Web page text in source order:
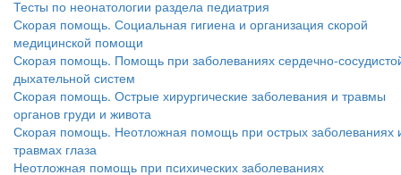
Тесты по неонатологии раздела педиатрия
Скорая помощь. Социальная гигиена и организация скорой
медицинской помощи
Скорая помощь. Помощь при заболеваниях сердечно-
дыхательной систем
Скорая помощь. Острые хирургические заболевания и травмы
органов груди и живота
Скорая помощь. Неотложная помощь при острых заболеваниях
травмах глаза
Неотложная помощь при психических заболеваниях